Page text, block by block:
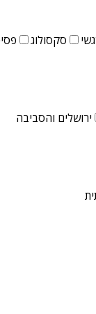
סקסולוג
ירושלים והסביבה